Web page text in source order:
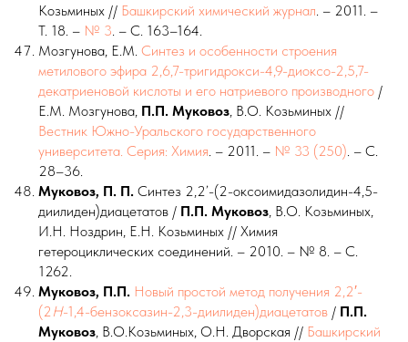
Козьминых // Башкирский химический журнал. – 2011. –
Т. 18. – № 3. – С. 163–164.
Мозгунова, Е.М. Синтез и особенности строения
метилового эфира 2,6,7-тригидрокси-4,9-диоксо-2,5,7-
декатриеновой кислоты и его натриевого производного /
Е.М. Мозгунова, П.П. Муковоз, В.О. Козьминых //
Вестник Южно-Уральского государственного
университета. Серия: Химия. – 2011. – № 33 (250). – С.
28–36.
Муковоз, П. П. Синтез 2,2’-(2-оксоимидазолидин-4,5-
диилиден)диацетатов / П.П. Муковоз, В.О. Козьминых,
И.Н. Ноздрин, Е.Н. Козьминых // Химия
гетероциклических соединений. – 2010. – № 8. – С.
1262.
Муковоз, П.П. Новый простой метод получения 2,2′-
(2H-1,4-бензоксазин-2,3-диилиден)диацетатов / П.П.
Муковоз, В.О.Козьминых, О.Н. Дворская // Башкирский